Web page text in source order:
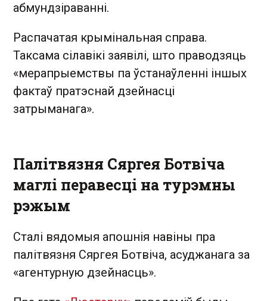
абмундзіраванні.
Распачатая крымінальная справа.
Таксама сілавікі заявілі, што праводзяць
«мерапрыемствы па ўстанаўленні іншых
фактаў пратэснай дзейнасці
затрыманага».
Палітвязня Сяргея Ботвіча
маглі перавесці на турэмны
рэжым
Сталі вядомыя апошнія навіны пра
палітвязня Сяргея Ботвіча, асуджанага за
«агентурную дзейнасць».